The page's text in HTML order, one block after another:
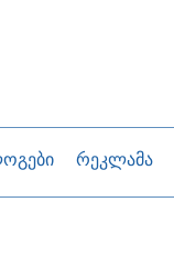
რეკლამა